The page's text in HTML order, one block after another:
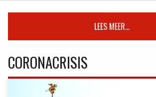
LEES MEER...
CORONACRISIS